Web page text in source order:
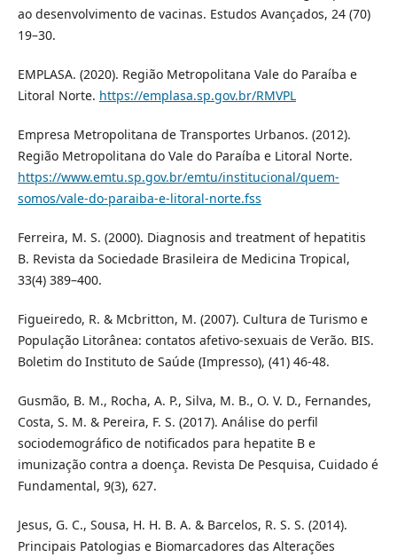
ao desenvolvimento de vacinas. Estudos Avançados, 24 (70)
19–30.
EMPLASA. (2020). Região Metropolitana Vale do Paraíba e
Litoral Norte. https://emplasa.sp.gov.br/RMVPL
Empresa Metropolitana de Transportes Urbanos. (2012).
Região Metropolitana do Vale do Paraíba e Litoral Norte.
https://www.emtu.sp.gov.br/emtu/institucional/quem-
somos/vale-do-paraiba-e-litoral-norte.fss
Ferreira, M. S. (2000). Diagnosis and treatment of hepatitis
B. Revista da Sociedade Brasileira de Medicina Tropical,
33(4) 389–400.
Figueiredo, R. & Mcbritton, M. (2007). Cultura de Turismo e
População Litorânea: contatos afetivo-sexuais de Verão. BIS.
Boletim do Instituto de Saúde (Impresso), (41) 46-48.
Gusmão, B. M., Rocha, A. P., Silva, M. B., O. V. D., Fernandes,
Costa, S. M. & Pereira, F. S. (2017). Análise do perfil
sociodemográfico de notificados para hepatite B e
imunização contra a doença. Revista De Pesquisa, Cuidado é
Fundamental, 9(3), 627.
Jesus, G. C., Sousa, H. H. B. A. & Barcelos, R. S. S. (2014).
Principais Patologias e Biomarcadores das Alterações